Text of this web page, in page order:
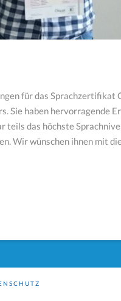
für das Sprachzertifikat
Sie haben hervorragende
teils das höchste
Wir wünschen ihnen mit